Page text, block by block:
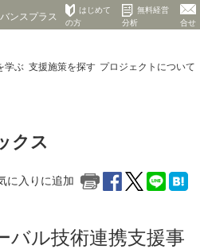
ンスプラス
はじめて
の方
無料経営
分析
合せ
学ぶ 支援施策を探す プロジェクト について
クス
に入りに追加
バル技術連携支援事